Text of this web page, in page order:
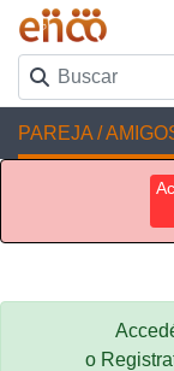
PAREJA /
o